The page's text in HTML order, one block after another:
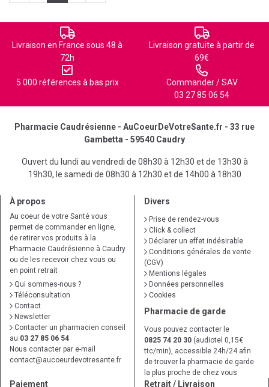
Livraison en France sous 48 à
72h
Livraison gratuite à partir de
69€
5 000 références à bas prix
Commander / SAV
03 27 85 06 54
Pharmacie Caudrésienne - AuCoeurDeVotreSante.fr - 33 rue
Gambetta - 59540 Caudry
Ouvert du lundi au vendredi de 08h30 à 12h30 et de 13h30 à
19h30, le samedi de 08h30 à 12h30 et de 14h00 à 18h30
À propos
Au coeur de votre Santé vous
permet de commander en ligne,
de retirer vos produits à la
Pharmacie Caudrésienne à Caudry
ou de les recevoir chez vous ou
en point retrait
Qui sommes-nous ?
Téléconsultation
Contact
Newsletter
Contacter un pharmacien conseil
au 03 27 85 06 54
Nous contacter par e-mail
contact@aucoeurdevotresante.fr
Divers
Prise de rendez-vous
Click & collect
Déclarer un effet indésirable
Conditions générales de vente
(CGV)
Mentions légales
Données personnelles
Cookies
Pharmacie de garde
Vous pouvez contacter le
0825 74 20 30 (audiotel 0,15€
ttc/min), accessible 24h/24 afin
de trouver la pharmacie de garde
la plus proche de chez vous
Paiement Retrait / Livraison